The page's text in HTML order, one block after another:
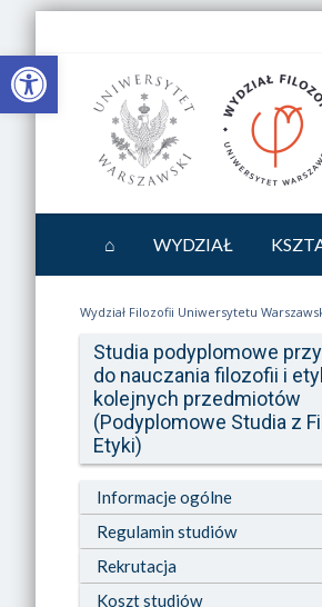
Otwórz pasek narzędzi
⌂ WYDZIAŁ
Wydział Filozofii Uniwersytetu
Studia podyplomowe
do nauczania filozofii i
kolejnych przedmiotów
(Podyplomowe Studia z
Etyki)
Informacje ogólne
Regulamin studiów
Rekrutacja
Koszt studiów